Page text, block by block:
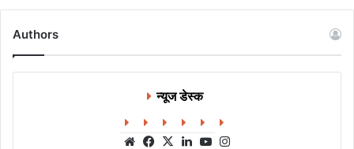
Authors
न्यूज डेस्क
WebsiteFacebook
X LinkedInYouTube